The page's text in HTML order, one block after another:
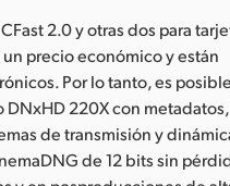
2.0 y otras dos para
precio económico y están
Por lo tanto, es posible
DNxHD 220X con
de transmisión y
de 12 bits sin